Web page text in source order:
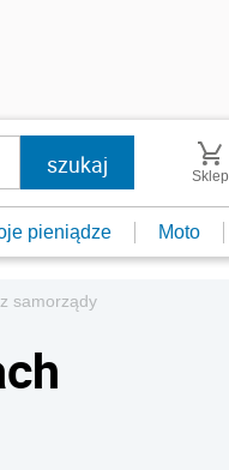
Sklep
pieniądze Moto
samorządy